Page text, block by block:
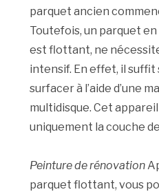
parquet ancien
Toutefois, un parquet en
est flottant, ne
intensif. En effet, il suffit
surfacer à l’aide d’une
multidisque. Cet
uniquement la couche
Peinture de rénovation
parquet flottant, vous